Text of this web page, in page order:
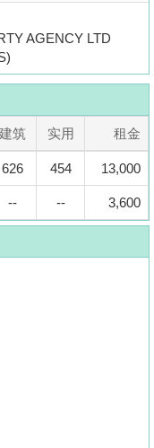
AGENCY LTD
建筑 实用 租金
626 454 13,000
-- -- 3,600